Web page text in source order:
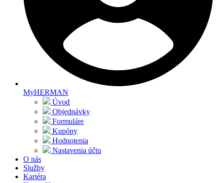
MyHERMAN
Úvod
Objednávky
Formuláre
Kupóny
Hodnotenia
Nastavenia účtu
O nás
Služby
Kariéra